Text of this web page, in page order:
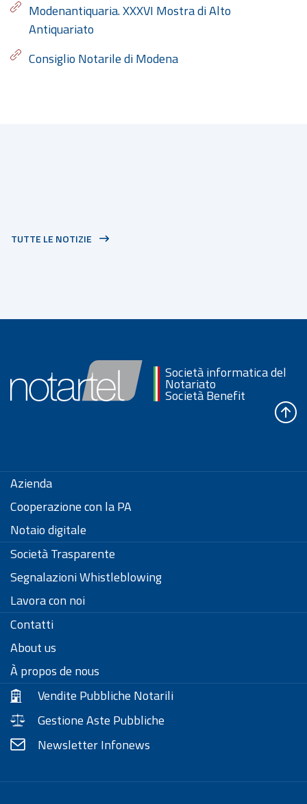
Modenantiquaria. XXXVI Mostra di Alto
Antiquariato
Consiglio Notarile di Modena
TUTTE LE NOTIZIE
Società informatica del
Notariato
Società Benefit
Azienda
Cooperazione con la PA
Notaio digitale
Società Trasparente
Segnalazioni Whistleblowing
Lavora con noi
Contatti
About us
À propos de nous
Vendite Pubbliche Notarili
Gestione Aste Pubbliche
Newsletter Infonews